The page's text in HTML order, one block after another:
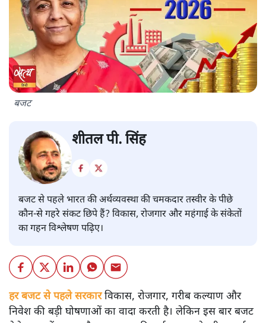
बजट
शीतल पी. सिंह
बजट से पहले भारत की अर्थव्यवस्था की चमकदार तस्वीर के पीछे
कौन-से गहरे संकट छिपे हैं? विकास, रोजगार और महंगाई के संकेतों
का गहन विश्लेषण पढ़िए।
हर बजट से पहले सरकारविकास, रोजगार, गरीब कल्याण और
निवेश की बड़ी घोषणाओं का वादा करती है। लेकिन इस बार बजट